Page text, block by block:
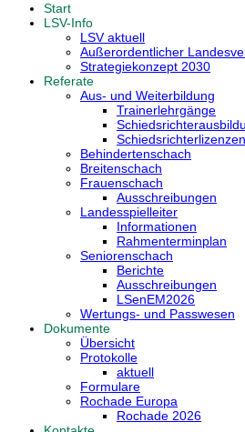
Start
LSV-Info
LSV aktuell
Außerordentlicher
Strategiekonzept 2030
Referate
Aus- und Weiterbildung
Trainerlehrgänge
Schiedsrichterlizenzen
Behindertenschach
Breitenschach
Frauenschach
Ausschreibungen
Landesspielleiter
Informationen
Rahmenterminplan
Seniorenschach
Berichte
Ausschreibungen
LSenEM2026
Wertungs- und Passwesen
Dokumente
Übersicht
Protokolle
aktuell
Formulare
Rochade Europa
Rochade 2026